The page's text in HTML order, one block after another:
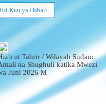
Kuu ya Habari
ut Tahrir / Wilayah Sudan:
na Shughuli katika Mwezi
Juni 2026 M